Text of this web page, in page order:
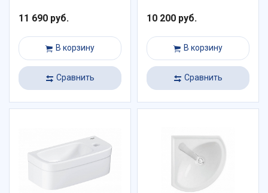
11 690 руб.
В корзину
Сравнить
10 200 руб.
В корзину
Сравнить